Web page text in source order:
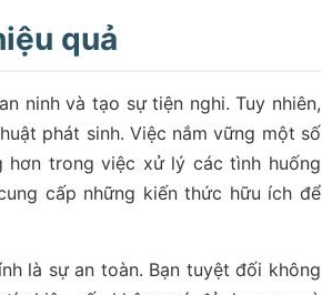
quả
ninh và tạo sự tiện nghi. Tuy nhiên,
phát sinh. Việc nắm vững một số
hơn trong việc xử lý các tình huống
cấp những kiến thức hữu ích để
là sự an toàn. Bạn tuyệt đối không